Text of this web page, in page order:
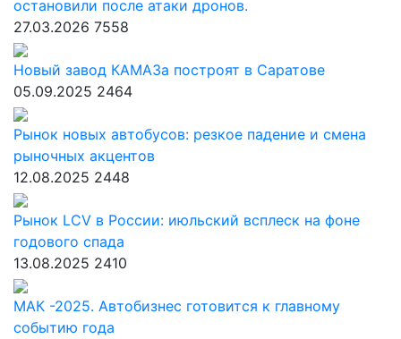
остановили после атаки дронов.
27.03.2026 7558
Новый завод КАМАЗа построят в Саратове
05.09.2025 2464
Рынок новых автобусов: резкое падение и смена
рыночных акцентов
12.08.2025 2448
Рынок LCV в России: июльский всплеск на фоне
годового спада
13.08.2025 2410
МАК -2025. Автобизнес готовится к главному
событию года